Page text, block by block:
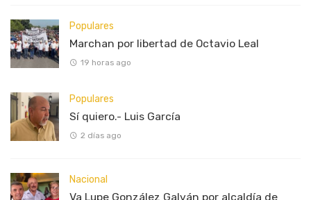
Populares
Marchan por libertad de Octavio Leal
19 horas ago
Populares
Sí quiero.- Luis García
2 días ago
Nacional
Va Lupe González Galván por alcaldía de